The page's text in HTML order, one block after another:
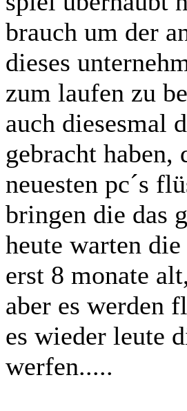
brauch um der
dieses
zum laufen zu
auch diesesmal
gebracht
neuesten pc´s
bringen die das
heute warten
erst 8 monate
aber es werden
es wieder leute
werfen.....